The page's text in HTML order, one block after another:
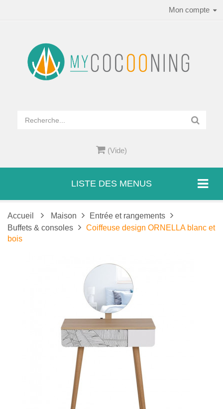
Mon compte
(Vide)
LISTE DES MENUS
Accueil Maison
Entrée et rangements
Buffets & consoles
Coiffeuse design ORNELLA blanc et
bois